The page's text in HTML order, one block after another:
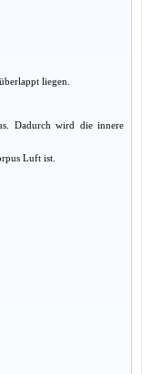
liegen.
Dadurch wird die innere
Luft ist.